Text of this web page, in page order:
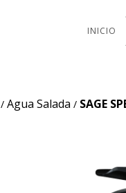
INICIO
/ Agua Salada / SAGE